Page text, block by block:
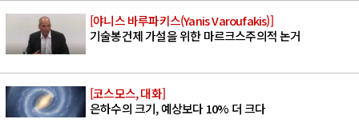
[야니스 바루파키스(Yanis Varoufakis)]
기술봉건제 가설을 위한 마르크스주의적 논거
[코스모스, 대화]
은하수의 크기, 예상보다 10% 더 크다